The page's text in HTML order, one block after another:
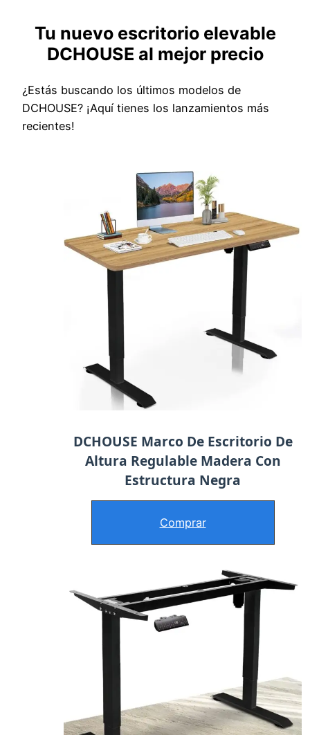
Tu nuevo escritorio elevable
DCHOUSE al mejor precio
¿Estás buscando los últimos modelos de
DCHOUSE? ¡Aquí tienes los lanzamientos más
recientes!
DCHOUSE Marco De Escritorio De
Altura Regulable Madera Con
Estructura Negra
Comprar